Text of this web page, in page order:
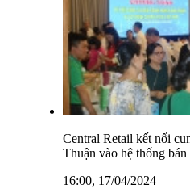
Central Retail kết nối
Thuận vào hệ thống bán
16:00, 17/04/2024